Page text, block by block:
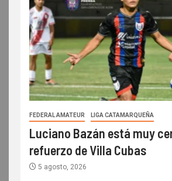
FEDERAL AMATEUR LIGA CATAMARQUEÑA
Luciano Bazán está muy
refuerzo de Villa Cubas
5 agosto, 2026